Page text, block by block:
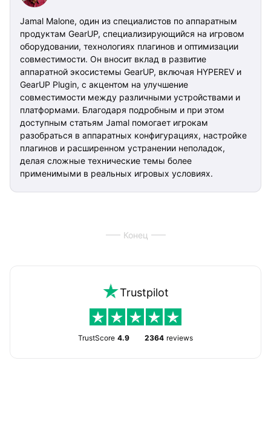
Jamal Malone, один из специалистов по аппаратным
продуктам GearUP, специализирующийся на игровом
оборудовании, технологиях плагинов и оптимизации
совместимости. Он вносит вклад в развитие
аппаратной экосистемы GearUP, включая HYPEREV и
GearUP Plugin, с акцентом на улучшение
совместимости между различными устройствами и
платформами. Благодаря подробным и при этом
доступным статьям Jamal помогает игрокам
разобраться в аппаратных конфигурациях, настройке
плагинов и расширенном устранении неполадок,
делая сложные технические темы более
применимыми в реальных игровых условиях.
Конец
Trustpilot
TrustScore 4.9 2364 reviews